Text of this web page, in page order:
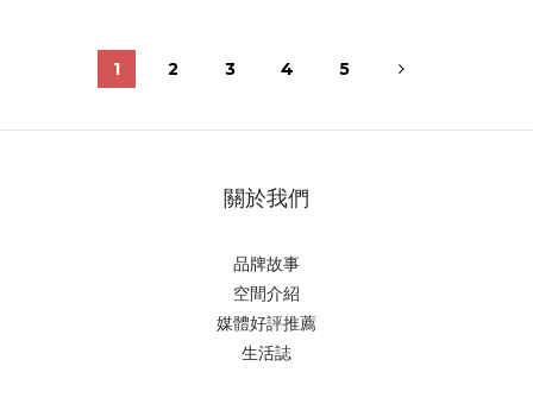
1 2 3 4 5
關於我們
品牌故事
空間介紹
媒體好評推薦
生活誌